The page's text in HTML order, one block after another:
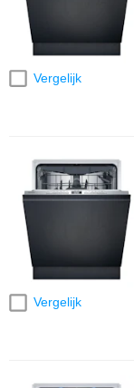
Vergelijk
Vergelijk